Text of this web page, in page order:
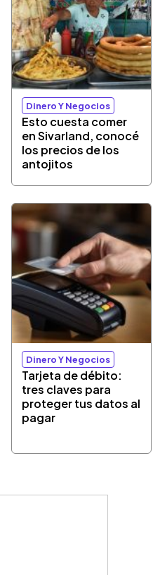
Dinero Y Negocios
Esto cuesta comer
en Sivarland, conocé
los precios de los
antojitos
Dinero Y Negocios
Tarjeta de débito:
tres claves para
proteger tus datos al
pagar